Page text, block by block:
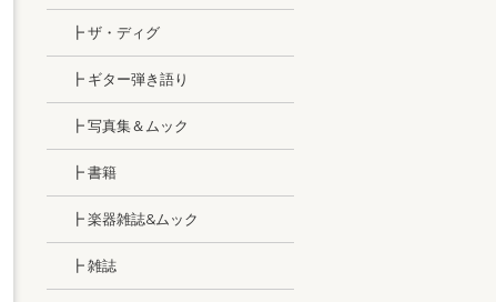
┣ ザ・ディグ
┣ ギター弾き語り
┣ 写真集＆ムック
┣ 書籍
┣ 楽器雑誌&ムック
┣ 雑誌